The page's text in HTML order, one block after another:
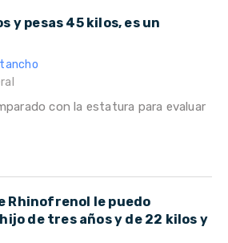
y pesas 45 kilos, es un
con la estatura para evaluar
Rhinofrenol le puedo
de tres años y de 22 kilos y